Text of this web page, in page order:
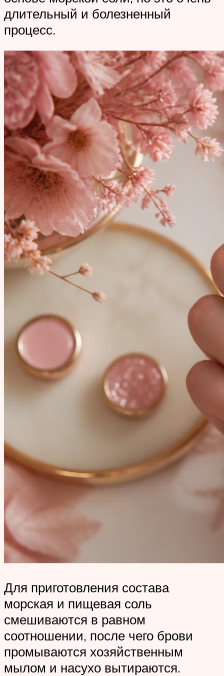
длительный и болезненный
процесс.
Для приготовления состава
морская и пищевая соль
смешиваются в равном
соотношении, после чего брови
промываются хозяйственным
мылом и насухо вытираются.